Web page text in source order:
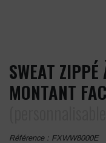
SWEAT
MONTANT
Référence : FXWW8000E